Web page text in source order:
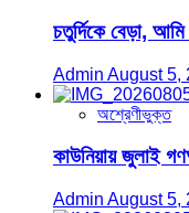
চতুর্দিকে বেড়া,
Admin August 5,
অশ্রেণীভুক্ত
কাউনিয়ায় জুলাই
Admin August 5,